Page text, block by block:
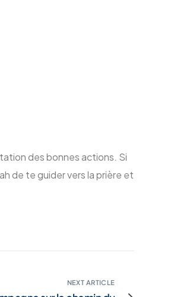
des bonnes actions. Si
de te guider vers la prière et
NEXT ARTICLE